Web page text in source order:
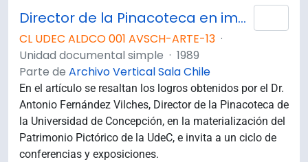
Director de la Pinacoteca en importante participación.
CL UDEC ALDCO 001 AVSCH-ARTE-13 ·
Unidad documental simple · 1989
Parte de Archivo Vertical Sala Chile
En el artículo se resaltan los logros obtenidos por el Dr.
Antonio Fernández Vilches, Director de la Pinacoteca de
la Universidad de Concepción, en la materialización del
Patrimonio Pictórico de la UdeC, e invita a un ciclo de
conferencias y exposiciones.